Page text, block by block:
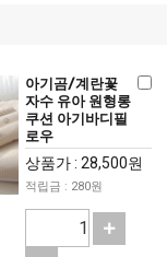
아기곰/계란꽃
자수 유아 원형롱
쿠션 아기바디필
로우
상품가 : 28,500원
적립금 : 280원